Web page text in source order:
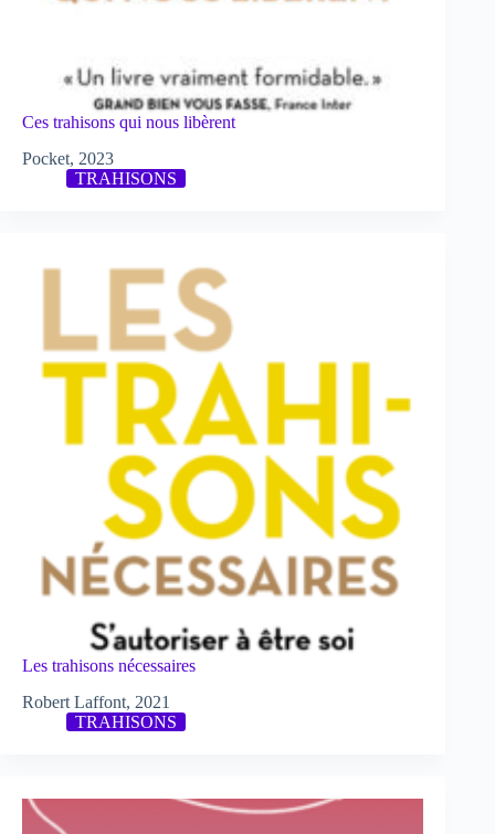
Ces trahisons qui nous libèrent
Pocket, 2023
TRAHISONS
Les trahisons nécessaires
Robert Laffont, 2021
TRAHISONS